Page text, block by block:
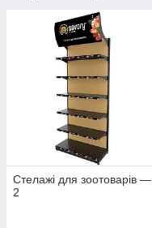
Стелажі для зоотоварів —
2